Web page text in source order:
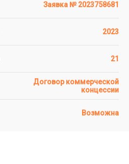
Заявка № 2023758681
2023
21
Договор коммерческой
концессии
Возможна